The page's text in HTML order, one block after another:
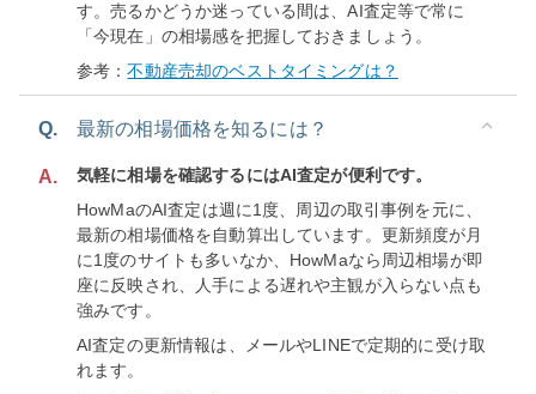
す。売るかどうか迷っている間は、AI査定等で常に
「今現在」の相場感を把握しておきましょう。
参考：不動産売却のベストタイミングは？
Q. 最新の相場価格を知るには？
A.
気軽に相場を確認するにはAI査定が便利です。
HowMaのAI査定は週に1度、周辺の取引事例を元に、
最新の相場価格を自動算出しています。更新頻度が月
に1度のサイトも多いなか、HowMaなら周辺相場が即
座に反映され、人手による遅れや主観が入らない点も
強みです。
AI査定の更新情報は、メールやLINEで定期的に受け取
れます。